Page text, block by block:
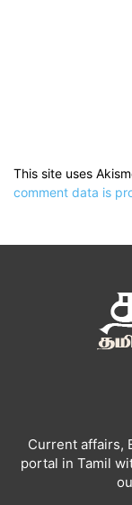
This site uses
comment data is
Current affairs,
portal in Tamil